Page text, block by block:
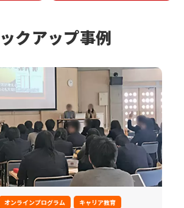
クアップ事例
オンラインプログラム
キャリア教育